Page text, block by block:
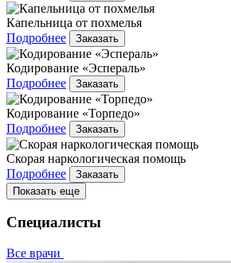
Капельница от похмелья
Подробнее
Заказать
Кодирование «Эспераль»
Подробнее
Заказать
Кодирование «Торпедо»
Подробнее
Заказать
Скорая наркологическая помощь
Подробнее
Заказать
Показать еще
Специалисты
Все врачи